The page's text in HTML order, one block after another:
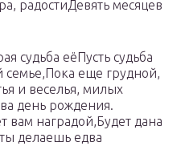
радости​Девять месяцев
судьба её​Пусть судьба
семье,​Пока еще грудной,​​
и веселья, милых​​
день рождения.​​
вам наградой,​​Будет дана
делаешь​ едва